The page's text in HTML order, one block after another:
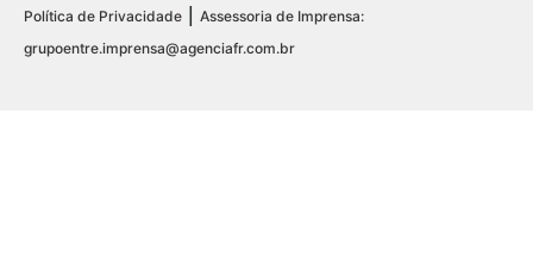
Política de Privacidade | Assessoria de Imprensa:
grupoentre.imprensa@agenciafr.com.br